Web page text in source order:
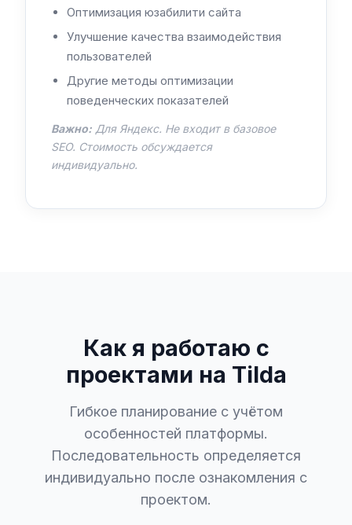
Оптимизация юзабилити сайта
Улучшение качества взаимодействия
пользователей
Другие методы оптимизации
поведенческих показателей
Важно: Для Яндекс. Не входит в базовое
SEO. Стоимость обсуждается
индивидуально.
Как я работаю с
проектами на Tilda
Гибкое планирование с учётом
особенностей платформы.
Последовательность определяется
индивидуально после ознакомления с
проектом.